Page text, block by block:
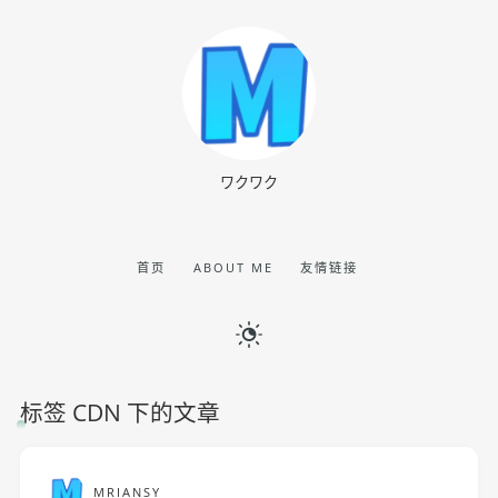
ワクワク
首页 ABOUT ME 友情链接
标签 CDN 下的文章
MRIANSY